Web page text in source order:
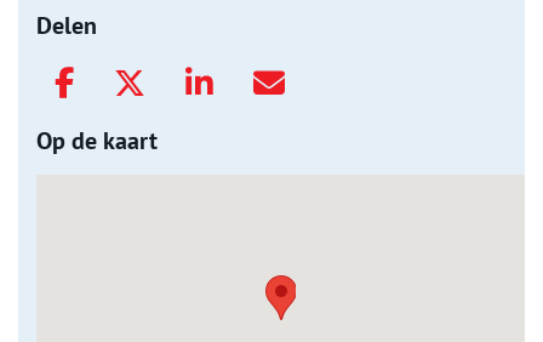
Delen
Op de kaart